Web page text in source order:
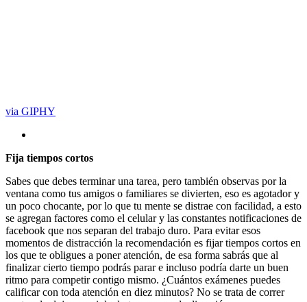
via GIPHY
Fija tiempos cortos
Sabes que debes terminar una tarea, pero también observas por la
ventana como tus amigos o familiares se divierten, eso es agotador y
un poco chocante, por lo que tu mente se distrae con facilidad, a esto
se agregan factores como el celular y las constantes notificaciones de
facebook que nos separan del trabajo duro. Para evitar esos
momentos de distracción la recomendación es fijar tiempos cortos en
los que te obligues a poner atención, de esa forma sabrás que al
finalizar cierto tiempo podrás parar e incluso podría darte un buen
ritmo para competir contigo mismo. ¿Cuántos exámenes puedes
calificar con toda atención en diez minutos? No se trata de correr